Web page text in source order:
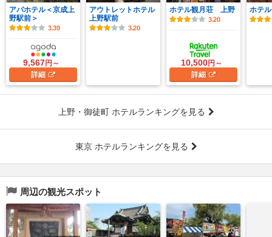
アパホテル＜京成上
野駅前＞
3.39
9,567円～
詳細
アウトレットホテル
上野駅前
3.20
ホテル観月荘 上野
3.20
10,500円～
詳細
ホテ
上野・御徒町 ホテルランキングを見る
東京 ホテルランキングを見る
周辺の観光スポット